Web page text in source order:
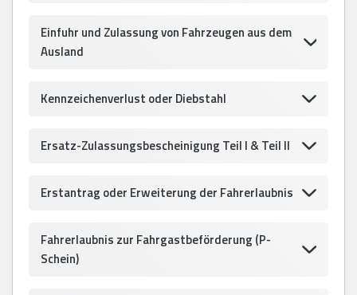
Einfuhr und Zulassung von Fahrzeugen aus dem
Ausland
Kennzeichenverlust oder Diebstahl
Ersatz-Zulassungsbescheinigung Teil I & Teil II
Erstantrag oder Erweiterung der Fahrerlaubnis
Fahrerlaubnis zur Fahrgastbeförderung (P-
Schein)